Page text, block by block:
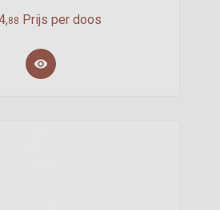
88 Prijs per doos
